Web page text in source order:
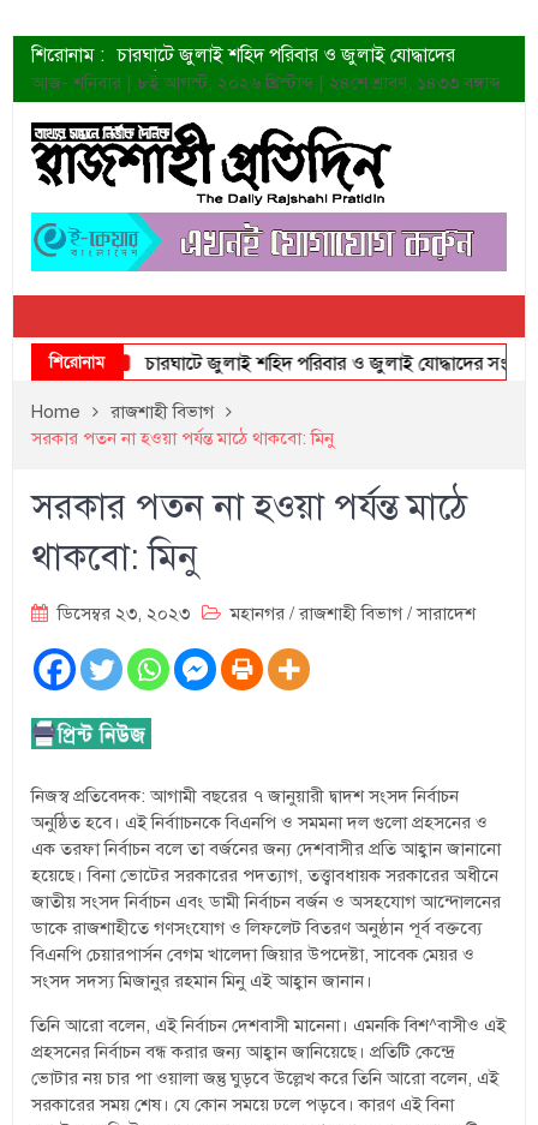
শিরোনাম : চারঘাটে জুলাই শহিদ পরিবার ও জুলাই যোদ্ধাদের
সংবর্ধনা
শহীদদের প্রত্যাশা এখনো পূরণ হয়নি: ডা. শফিকুর রহমান
ত্বক ভালো রাখতে যে ৫ কাজ করবেন
জুলাই স্মৃতি জাদুঘরের দুয়ার খুলেছে উদ্বোধন করলেন
প্রধানমন্ত্রী
শাহরুখের নতুন সিনেমার লুক
কোয়ার্টার ফাইনালে নেইমারের দুর্দান্ত অ্যাসিস্টে সান্তোস
ডেনিস লিয়ামিন রাশিয়ার ড্রোন বাহিনীর প্রধান হলেন
জুলাই শহিদদের আত্মত্যাগ জাতি চিরকাল শ্রদ্ধার সাথে
আজ- শনিবার | ৮ই আগস্ট, ২০২৬ খ্রিস্টাব্দ | ২৪শে শ্রাবণ, ১৪৩৩ বঙ্গাব্দ
শিরোনামচারঘাটে জুলাই শহিদ পরিবার ও জুলাই যোদ্ধাদের সংবর্ধনা
Home
রাজশাহী বিভাগ
সরকার পতন না হওয়া পর্যন্ত মাঠে থাকবো: মিনু
সরকার পতন না হওয়া পর্যন্ত মাঠে
থাকবো: মিনু
ডিসেম্বর ২৩, ২০২৩ মহানগর /রাজশাহী বিভাগ/সারাদেশ
নিজস্ব প্রতিবেদক: আগামী বছরের ৭ জানুয়ারী দ্বাদশ সংসদ নির্বাচন
অনুষ্ঠিত হবে। এই নির্বাাচনকে বিএনপি ও সমমনা দল গুলো প্রহসনের ও
এক তরফা নির্বাচন বলে তা বর্জনের জন্য দেশবাসীর প্রতি আহ্বান জানানো
হয়েছে। বিনা ভোটের সরকারের পদত্যাগ, তত্ত্বাবধায়ক সরকারের অধীনে
জাতীয় সংসদ নির্বাচন এবং ডামী নির্বাচন বর্জন ও অসহযোগ আন্দোলনের
ডাকে রাজশাহীতে গণসংযোগ ও লিফলেট বিতরণ অনুষ্ঠান পূর্ব বক্তব্যে
বিএনপি চেয়ারপার্সন বেগম খালেদা জিয়ার উপদেষ্টা, সাবেক মেয়র ও
সংসদ সদস্য মিজানুর রহমান মিনু এই আহ্বান জানান।
তিনি আরো বলেন, এই নির্বাচন দেশবাসী মানেনা। এমনকি বিশ^বাসীও এই
প্রহসনের নির্বাচন বন্ধ করার জন্য আহ্বান জানিয়েছে। প্রতিটি কেন্দ্রে
ভোটার নয় চার পা ওয়ালা জন্তু ঘুড়বে উল্লেখ করে তিনি আরো বলেন, এই
সরকারের সময় শেষ। যে কোন সময়ে ঢলে পড়বে। কারণ এই বিনা